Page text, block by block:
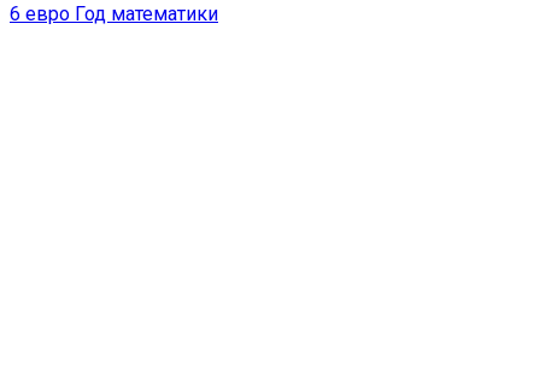
6 евро Год математики